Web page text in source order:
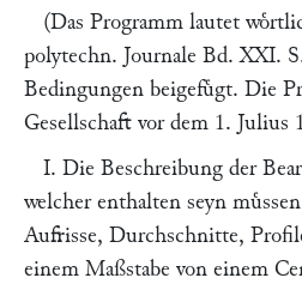
(Das Programm lautet
polytechn. Journale Bd. XXI.
Bedingungen beigefuͤgt. Die
Gesellschaft vor dem 1. Julius
I. Die Beschreibung der
welcher enthalten seyn
Aufrisse, Durchschnitte,
einem Maßstabe von einem